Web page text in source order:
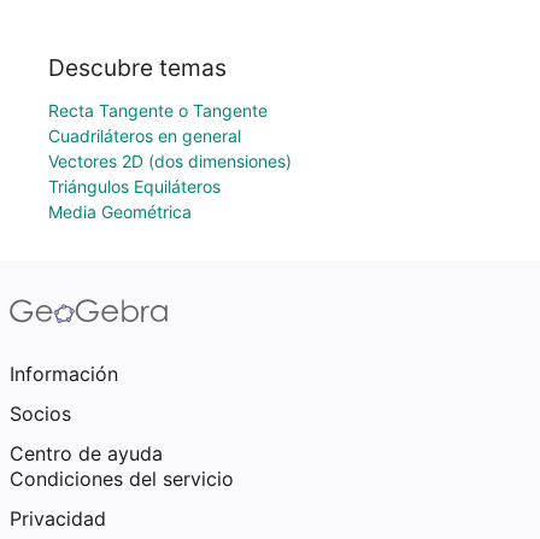
Descubre temas
Recta Tangente o Tangente
Cuadriláteros en general
Vectores 2D (dos dimensiones)
Triángulos Equiláteros
Media Geométrica
Información
Socios
Centro de ayuda
Condiciones del servicio
Privacidad